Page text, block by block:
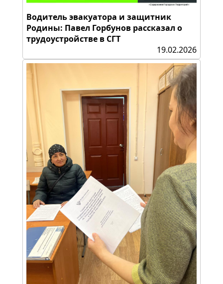
Водитель эвакуатора и защитник
Родины: Павел Горбунов рассказал о
трудоустройстве в СГТ
19.02.2026